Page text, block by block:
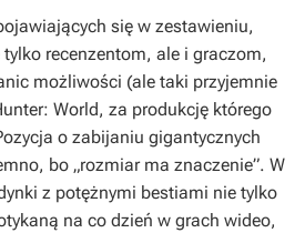
się w zestawieniu,
tylko recenzentom, ale i graczom,
możliwości (ale taki przyjemnie
World, za produkcję którego
o zabijaniu gigantycznych
bo „rozmiar ma znaczenie”. W
z potężnymi bestiami nie tylko
na co dzień w grach wideo,